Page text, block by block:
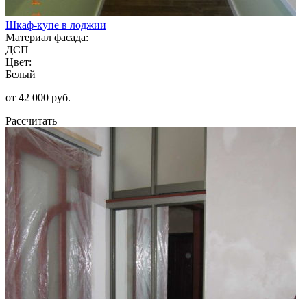
Шкаф-купе в лоджии
Материал фасада:
ДСП
Цвет:
Белый
от 42 000 руб.
Рассчитать